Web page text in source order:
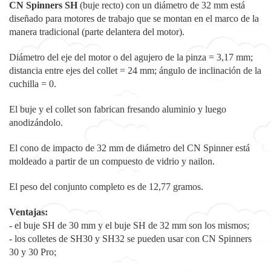
CN Spinners SH (buje recto) con un diámetro de 32 mm está
diseñado para motores de trabajo que se montan en el marco de la
manera tradicional (parte delantera del motor).
Diámetro del eje del motor o del agujero de la pinza = 3,17 mm;
distancia entre ejes del collet = 24 mm; ángulo de inclinación de la
cuchilla = 0.
El buje y el collet son fabrican fresando aluminio y luego
anodizándolo.
El cono de impacto de 32 mm de diámetro del CN Spinner está
moldeado a partir de un compuesto de vidrio y nailon.
El peso del conjunto completo es de 12,77 gramos.
Ventajas:
- el buje SH de 30 mm y el buje SH de 32 mm son los mismos;
- los colletes de SH30 y SH32 se pueden usar con CN Spinners
30 y 30 Pro;